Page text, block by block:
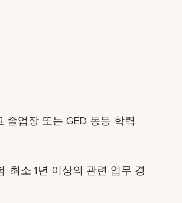
졸업장 또는 GED 동등 학력.
: 최소 1년 이상의 관련 업무 경